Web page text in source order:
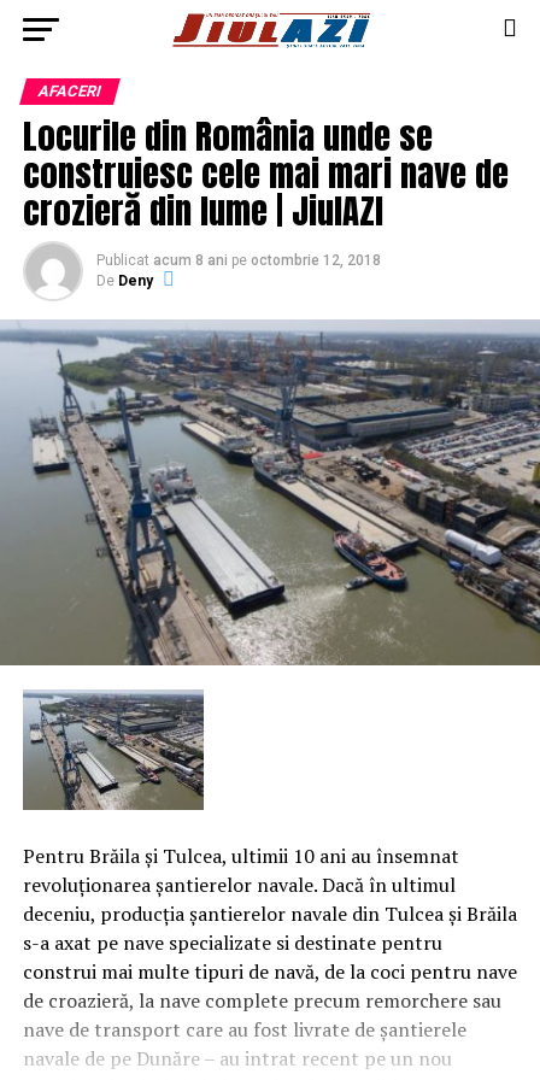
AFACERI
Locurile din România unde se
construiesc cele mai mari nave de
crozieră din lume | JiulAZI
Publicat acum 8 ani pe octombrie 12, 2018
De Deny
Pentru Brăila şi Tulcea, ultimii 10 ani au însemnat
revoluţionarea şantierelor navale. Dacă în ultimul
deceniu, producţia şantierelor navale din Tulcea şi Brăila
s-a axat pe nave specializate si destinate pentru
construi mai multe tipuri de navă, de la coci pentru nave
de croazieră, la nave complete precum remorchere sau
nave de transport care au fost livrate de şantierele
navale de pe Dunăre – au intrat recent pe un nou